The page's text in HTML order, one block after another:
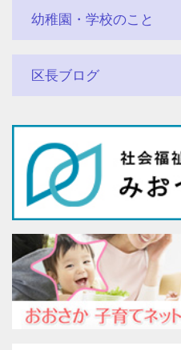
幼稚園・学校のこと
区長ブログ